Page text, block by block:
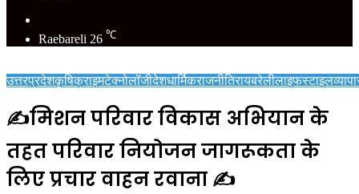
skin
Raebareli 26 ℃
उत्तरप्रदेशकृषिक्राइमटेक्नोलॉजीदेशधार्मिकराजनीतिरायबरेलीलाइफस्टाइल
✍️मिशन परिवार विकास अभियान के
तहत परिवार नियोजन जागरूकता के
लिए प्रचार वाहन रवाना ✍️